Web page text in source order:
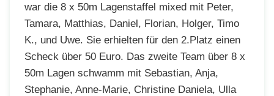
war die 8 x 50m Lagenstaffel mixed mit Peter,
Tamara, Matthias, Daniel, Florian, Holger, Timo
K., und Uwe. Sie erhielten für den 2.Platz einen
Scheck über 50 Euro. Das zweite Team über 8 x
50m Lagen schwamm mit Sebastian, Anja,
Stephanie, Anne-Marie, Christine Daniela, Ulla